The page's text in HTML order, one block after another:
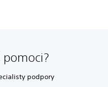
pomoci?
podpory